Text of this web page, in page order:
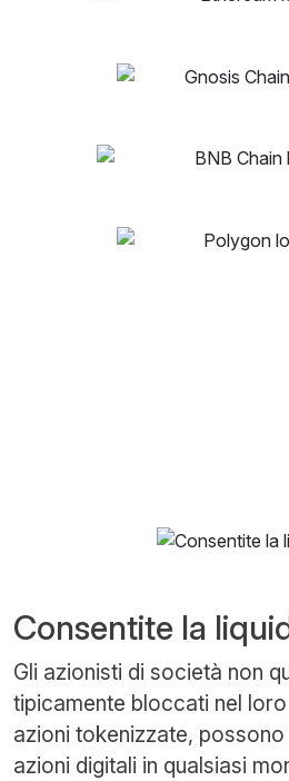
Consentite la
Gli azionisti di società non
tipicamente bloccati nel
azioni tokenizzate,
azioni digitali in qualsiasi